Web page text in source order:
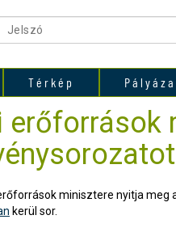
Térkép
minisztere nyitja meg
kerül sor.